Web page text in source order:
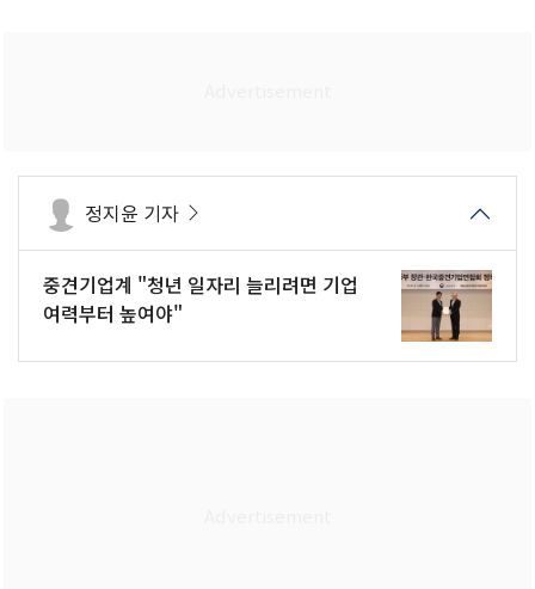
정지윤 기자
중견기업계 "청년 일자리 늘리려면 기업
여력부터 높여야"